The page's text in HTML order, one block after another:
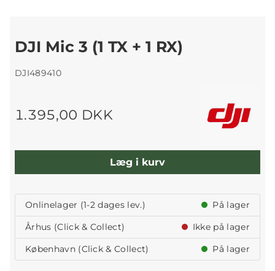
DJI Mic 3 (1 TX + 1 RX)
DJI489410
1.395,00 DKK
Læg i kurv
Onlinelager (1-2 dages lev.)
På lager
Århus (Click & Collect)
Ikke på lager
København (Click & Collect)
På lager